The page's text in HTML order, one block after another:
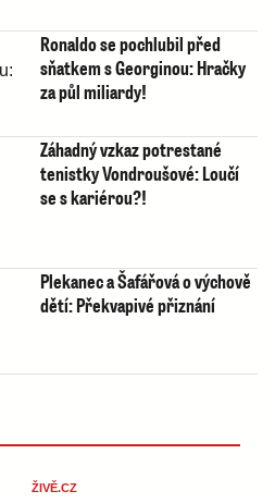
Ronaldo se pochlubil před
sňatkem s Georginou: Hračky
za půl miliardy!
Záhadný vzkaz potrestané
tenistky Vondroušové: Loučí
se s kariérou?!
Plekanec a Šafářová o výchově
dětí: Překvapivé přiznání
ŽIVĚ.CZ